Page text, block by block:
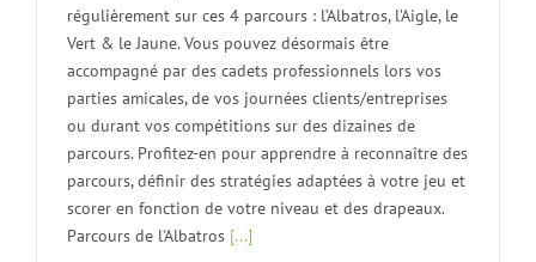
régulièrement sur ces 4 parcours : l’Albatros, l’Aigle, le
Vert & le Jaune. Vous pouvez désormais être
accompagné par des cadets professionnels lors vos
parties amicales, de vos journées clients/entreprises
ou durant vos compétitions sur des dizaines de
parcours. Profitez-en pour apprendre à reconnaître des
parcours, définir des stratégies adaptées à votre jeu et
scorer en fonction de votre niveau et des drapeaux.
Parcours de l'Albatros [...]